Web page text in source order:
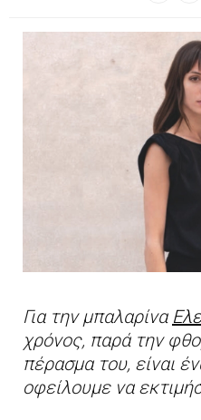
Για την μπαλαρίνα
χρόνος, παρά την
πέρασμα του, είναι
οφείλουμε να